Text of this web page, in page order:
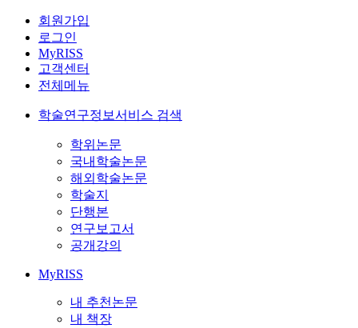
회원가입
로그인
MyRISS
고객센터
전체메뉴
학술연구정보서비스 검색
학위논문
국내학술논문
해외학술논문
학술지
단행본
연구보고서
공개강의
MyRISS
내 추천논문
내 책장